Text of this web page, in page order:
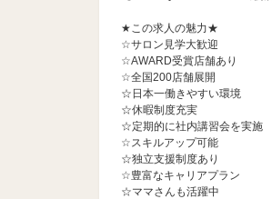
★この求人の魅力★
☆サロン見学大歓迎
☆AWARD受賞店舗あり
☆全国200店舗展開
☆日本一働きやすい環境
☆休暇制度充実
☆定期的に社内講習会を実施
☆スキルアップ可能
☆独立支援制度あり
☆豊富なキャリアプラン
☆ママさんも活躍中